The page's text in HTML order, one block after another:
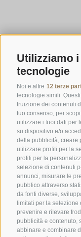
Utilizziamo
tecnologie
Noi e altre 12 terze
tecnologie simili.
fruizione dei contenuti
tuo consenso, per
utilizzare i tuoi dati per
su dispositivo e/o
della pubblicità, creare
utilizzare profili per la
profili per la
selezione di contenuti
annunci, misurare le
pubblico attraverso
da fonti diverse,
limitati per la
prevenire e rilevare
pubblicità e contenuto,
abbinare e combinare